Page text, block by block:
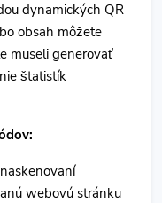
dynamických QR
obsah môžete
museli generovať
štatistík
webovú stránku